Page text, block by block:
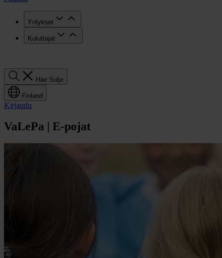
Yritykset
Kuluttajat
Hae Sulje
Finland
Kirjaudu
VaLePa | E-pojat